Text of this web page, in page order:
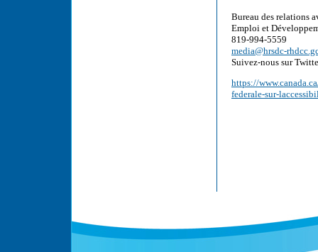
Bureau des relations
Emploi et
819-994-5559
media@hrsdc-
Suivez-nous sur
https://
federale-sur-